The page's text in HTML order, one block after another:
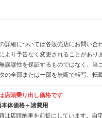
細については各販売店にお問い合
より予告なく変更されることがあり
誤謬性を保証するものではなく、当
全部または一部を無断で転写、転
店頭乗り出し価格です
体価格＋諸費用
は店頭納車を前提にしています。自